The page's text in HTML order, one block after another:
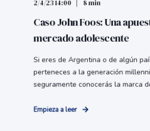
2/4/23 14:00 8 min
Caso John Foos: Una
mercado adolescente
Si eres de Argentina o de algún
perteneces a la generación
seguramente conocerás la marca
Empieza a leer